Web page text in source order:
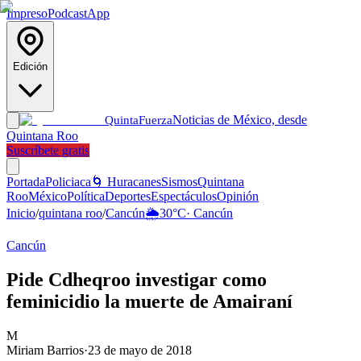
ImpresoPodcastApp
Edición
QuintaFuerzaNoticias de México, desde
Quintana Roo
Suscríbete gratis
PortadaPoliciaca 🌀 HuracanesSismosQuintana
RooMéxicoPolíticaDeportesEspectáculosOpinión
Inicio/quintana roo/Cancún🌦️30°C· Cancún
Cancún
Pide Cdheqroo investigar como
feminicidio la muerte de Amairaní
M
Miriam Barrios·23 de mayo de 2018